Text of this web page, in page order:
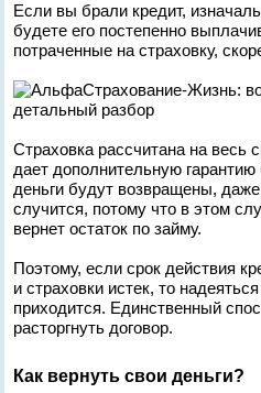
Если вы брали кредит,
будете его постепенно
потраченные на страховку,
Страховка рассчитана на весь
дает дополнительную
деньги будут возвращены,
случится, потому что в этом
вернет остаток по займу.
Поэтому, если срок действия
и страховки истек, то
приходится. Единственный
расторгнуть договор.
Как вернуть свои деньги?